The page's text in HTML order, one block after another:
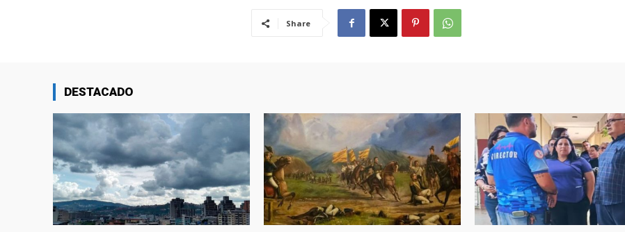
Share
DESTACADO